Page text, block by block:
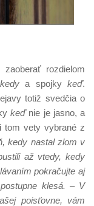
rozdielom
kedya spojky keď.
totiž svedčia o
keďnie je jasno, a
tom vety vybrané z
kedy nastal zlom v
až vtedy, kedy
pokračujte aj
klesá. – V
poisťovne, vám